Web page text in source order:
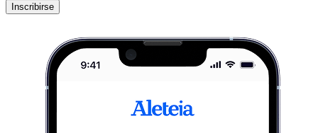
Inscribirse